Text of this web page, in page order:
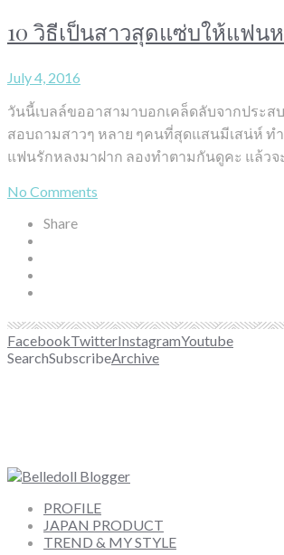
10 วิธีเป็นสาวสุดแซ่บให้แฟน
July 4, 2016
วันนี้เบลล์ขออาสามาบอกเคล็ดลับจากประส
สอบถามสาวๆ หลาย ๆคนที่สุดแสนมีเสน่ห์ ท
แฟนรักหลงมาฝาก ลองทำตามกันดูคะ แล้วจ
No Comments
Share
FacebookTwitterInstagramYoutube
SearchSubscribeArchive
PROFILE
JAPAN PRODUCT
TREND & MY STYLE